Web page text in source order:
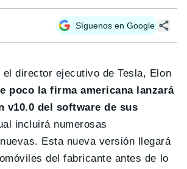
Síguenos en Google
el director ejecutivo de Tesla, Elon
poco la firma americana lanzará
v10.0 del software de sus
incluirá numerosas
Esta nueva versión llegará
del fabricante antes de lo